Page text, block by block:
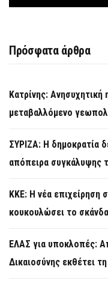
Πρόσφατα άρθρα
Κατρίνης:
μεταβαλλόμενο
ΣΥΡΙΖΑ: Η δημοκρατία
απόπειρα συγκάλυψης
KKE: Η νέα επιχείρηση
κουκουλώσει το
ΕΛΑΣ για υποκλοπές:
Δικαιοσύνης εκθέτει